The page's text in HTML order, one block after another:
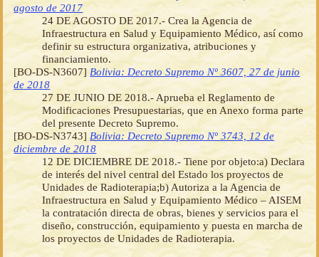
agosto de 2017
24 DE AGOSTO DE 2017.- Crea la Agencia de
Infraestructura en Salud y Equipamiento Médico, así como
definir su estructura organizativa, atribuciones y
financiamiento.
[BO-DS-N3607]Bolivia: Decreto Supremo Nº 3607, 27 de junio
de 2018
27 DE JUNIO DE 2018.- Aprueba el Reglamento de
Modificaciones Presupuestarias, que en Anexo forma parte
del presente Decreto Supremo.
[BO-DS-N3743]Bolivia: Decreto Supremo Nº 3743, 12 de
diciembre de 2018
12 DE DICIEMBRE DE 2018.- Tiene por objeto:a) Declara
de interés del nivel central del Estado los proyectos de
Unidades de Radioterapia;b) Autoriza a la Agencia de
Infraestructura en Salud y Equipamiento Médico – AISEM
la contratación directa de obras, bienes y servicios para el
diseño, construcción, equipamiento y puesta en marcha de
los proyectos de Unidades de Radioterapia.